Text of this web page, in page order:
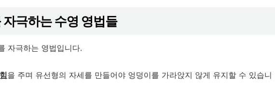
자극하는 수영 영법들
자극하는 영법입니다.
을 주며 유선형의 자세를 만들어야 엉덩이를 가라앉지 않게 유지할 수 있습니